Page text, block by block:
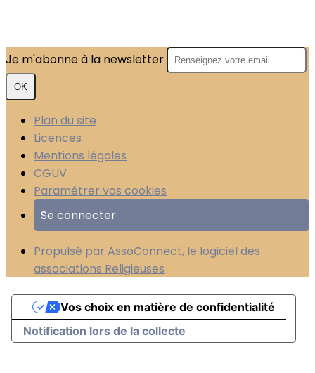
Je m'abonne à la newsletter
OK
Plan du site
Licences
Mentions légales
CGUV
Paramétrer vos cookies
Se connecter
Propulsé par AssoConnect, le logiciel des
associations Religieuses
Notification lors de la collecte
Vos choix en matière de confidentialité